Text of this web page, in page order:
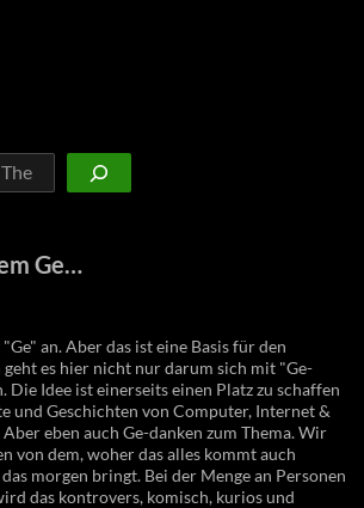
Ge…
an. Aber das ist eine Basis für den
es hier nicht nur darum sich mit "Ge-
Die Idee ist einerseits einen Platz zu schaffen
und Geschichten von Computer, Internet &
eben auch Ge-danken zum Thema. Wir
von dem, woher das alles kommt auch
morgen bringt. Bei der Menge an Personen
das kontrovers, komisch, kurios und